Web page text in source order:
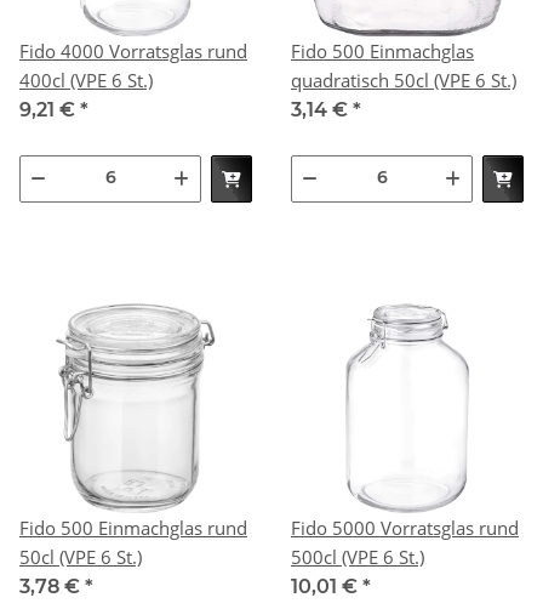
Fido 4000 Vorratsglas rund
400cl (VPE 6 St.)
9,21 € *
Fido 500 Einmachglas
quadratisch 50cl (VPE 6 St.)
3,14 € *
Fido 500 Einmachglas rund
50cl (VPE 6 St.)
3,78 € *
Fido 5000 Vorratsglas rund
500cl (VPE 6 St.)
10,01 € *